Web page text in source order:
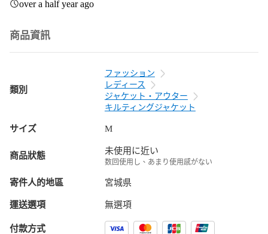
over a half year ago
商品資訊
類別
ファッション
レディース
ジャケット・アウター
キルティングジャケット
サイズ M
商品狀態 未使用に近い
数回使用し、あまり使用感がない
寄件人的地區 宮城県
運送選項 無選項
付款方式